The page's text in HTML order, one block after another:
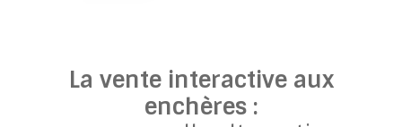
La vente interactive aux
enchères :